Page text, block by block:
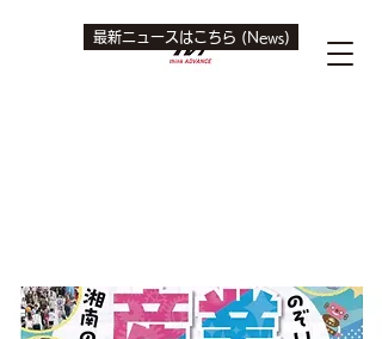
最新ニュースはこちら (News)